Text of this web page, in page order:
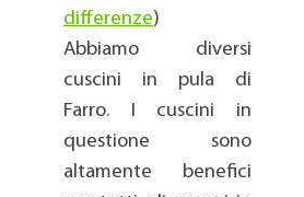
differenze)
Abbiamo diversi
cuscini in pula di
Farro. I cuscini in
questione sono
altamente benefici